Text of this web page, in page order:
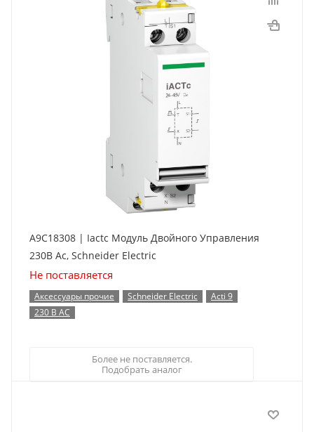
A9C18308 | Iactc Модуль Двойного Управления
230В Ас, Schneider Electric
Не поставляется
Аксессуары прочие Schneider Electric
Acti 9
230 В AC
Более не поставляется.
Подобрать аналог